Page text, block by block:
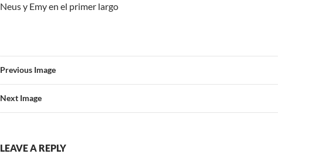
Neus y Emy en el primer largo
Previous Image
Next Image
LEAVE A REPLY